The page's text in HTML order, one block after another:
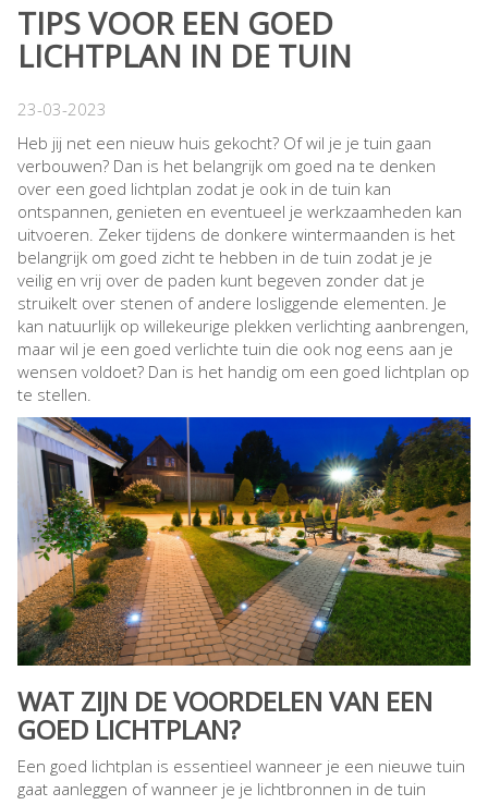
TIPS VOOR EEN GOED
LICHTPLAN IN DE TUIN
23-03-2023
Heb jij net een nieuw huis gekocht? Of wil je je tuin gaan
verbouwen? Dan is het belangrijk om goed na te denken
over een goed lichtplan zodat je ook in de tuin kan
ontspannen, genieten en eventueel je werkzaamheden kan
uitvoeren. Zeker tijdens de donkere wintermaanden is het
belangrijk om goed zicht te hebben in de tuin zodat je je
veilig en vrij over de paden kunt begeven zonder dat je
struikelt over stenen of andere losliggende elementen. Je
kan natuurlijk op willekeurige plekken verlichting aanbrengen,
maar wil je een goed verlichte tuin die ook nog eens aan je
wensen voldoet? Dan is het handig om een goed lichtplan op
te stellen.
WAT ZIJN DE VOORDELEN VAN EEN
GOED LICHTPLAN?
Een goed lichtplan is essentieel wanneer je een nieuwe tuin
gaat aanleggen of wanneer je je lichtbronnen in de tuin